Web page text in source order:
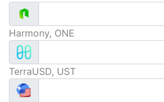
Harmony, ONE
TerraUSD, UST